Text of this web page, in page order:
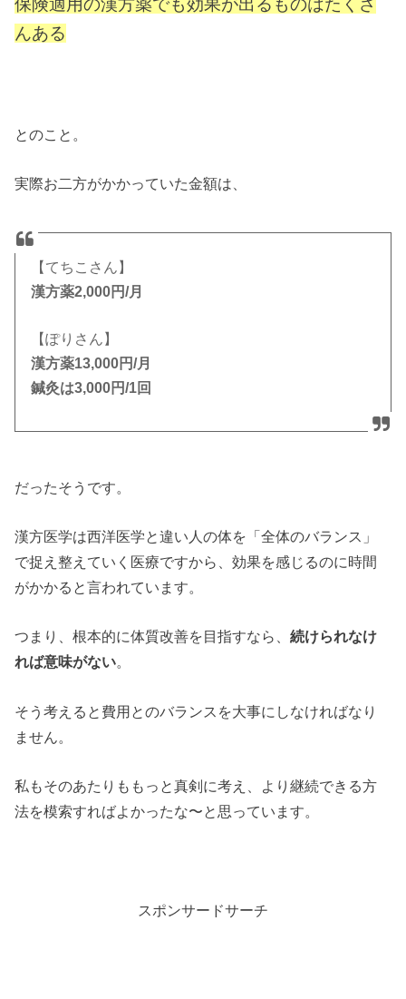
保険適用の漢方薬でも効果が出るものはたくさ
んある
とのこと。
実際お二方がかかっていた金額は、
【てちこさん】
漢方薬2,000円/月
【ぽりさん】
漢方薬13,000円/月
鍼灸は3,000円/1回
だったそうです。
漢方医学は西洋医学と違い人の体を「全体のバランス」
で捉え整えていく医療ですから、効果を感じるのに時間
がかかると言われています。
つまり、根本的に体質改善を目指すなら、続けられなけ
れば意味がない。
そう考えると費用とのバランスを大事にしなければなり
ません。
私もそのあたりももっと真剣に考え、より継続できる方
法を模索すればよかったな〜と思っています。
スポンサードサーチ